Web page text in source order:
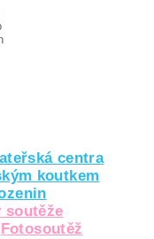
centra
koutkem
soutěže
Fotosoutěž